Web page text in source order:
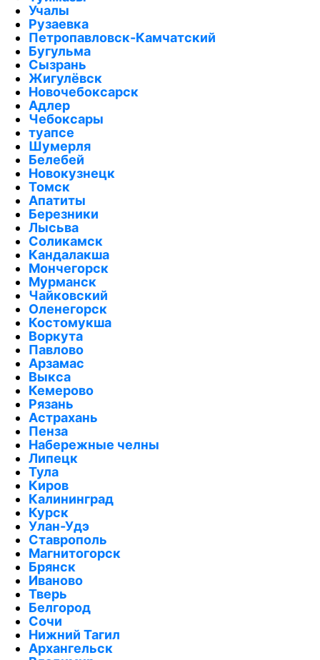
Учалы
Рузаевка
Петропавловск-Камчатский
Бугульма
Сызрань
Жигулёвск
Новочебоксарск
Адлер
Чебоксары
туапсе
Шумерля
Белебей
Новокузнецк
Томск
Апатиты
Березники
Лысьва
Соликамск
Кандалакша
Мончегорск
Мурманск
Чайковский
Оленегорск
Костомукша
Воркута
Павлово
Арзамас
Выкса
Кемерово
Рязань
Астрахань
Пенза
Набережные челны
Липецк
Тула
Киров
Калининград
Курск
Улан-Удэ
Ставрополь
Магнитогорск
Брянск
Иваново
Тверь
Белгород
Сочи
Нижний Тагил
Архангельск